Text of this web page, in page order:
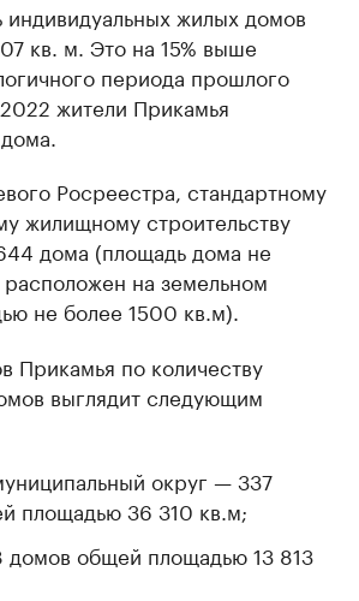
жилых домов
кв. м. Это на 15% выше
периода прошлого
жители Прикамья
Росреестра, стандартному
жилищному строительству
дома (площадь дома не
на земельном
не более 1500 кв.м).
Прикамья по количеству
выглядит следующим
округ — 337
площадью 36 310 кв.м;
общей площадью 13 813